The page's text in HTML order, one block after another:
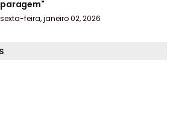
paragem"
sexta-feira, janeiro 02, 2026